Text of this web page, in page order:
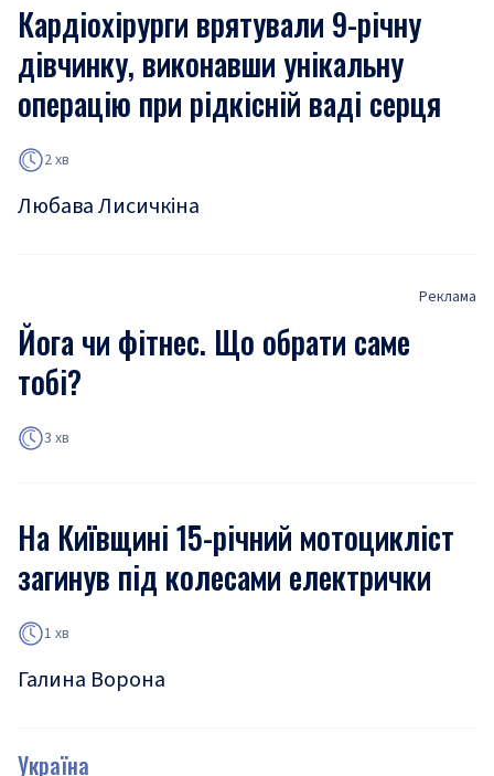
Кардіохірурги врятували 9-річну
дівчинку, виконавши унікальну
операцію при рідкісній ваді серця
2 хв
Любава Лисичкіна
Реклама
Йога чи фітнес. Що обрати саме
тобі?
3 хв
На Київщині 15-річний мотоцикліст
загинув під колесами електрички
1 хв
Галина Ворона
Україна